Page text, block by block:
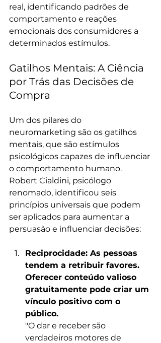
real, identificando padrões de
comportamento e reações
emocionais dos consumidores a
determinados estímulos.
Gatilhos Mentais: A Ciência
por Trás das Decisões de
Compra
Um dos pilares do
neuromarketing são os gatilhos
mentais, que são estímulos
psicológicos capazes de influenciar
o comportamento humano.
Robert Cialdini, psicólogo
renomado, identificou seis
princípios universais que podem
ser aplicados para aumentar a
persuasão e influenciar decisões:
Reciprocidade: As pessoas
tendem a retribuir favores.
Oferecer conteúdo valioso
gratuitamente pode criar um
vínculo positivo com o
público.
"O dar e receber são
verdadeiros motores de